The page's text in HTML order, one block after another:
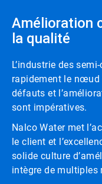
Amélioration
la qualité
L’industrie des
rapidement le nœud
défauts et
sont impératives.
Nalco Water met
le client et
solide culture
intègre de multiples